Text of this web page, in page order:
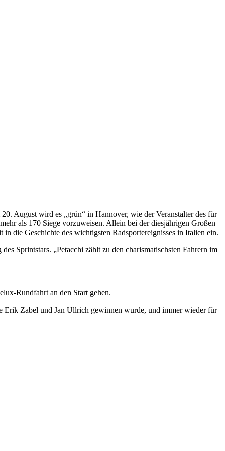
August wird es „grün“ in Hannover, wie der Veranstalter des für
als 170 Siege vorzuweisen. Allein bei der diesjährigen Großen
die Geschichte des wichtigsten Radsportereignisses in Italien ein.
Sprintstars. „Petacchi zählt zu den charismatischsten Fahrern im
Rundfahrt an den Start gehen.
Erik Zabel und Jan Ullrich gewinnen wurde, und immer wieder für